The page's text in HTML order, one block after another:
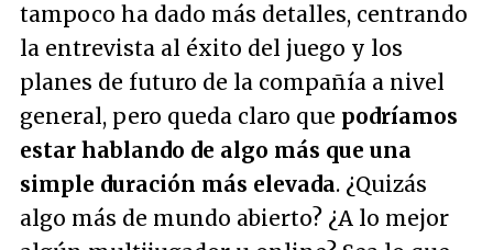
tampoco ha dado más detalles, centrando
la entrevista al éxito del juego y los
planes de futuro de la compañía a nivel
general, pero queda claro que podríamos
estar hablando de algo más que una
simple duración más elevada. ¿Quizás
algo más de mundo abierto? ¿A lo mejor